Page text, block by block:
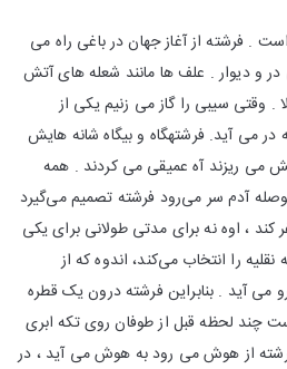
. فرشته از آغاز جهان در باغی راه می
و دیوار . علف ها مانند شعله های آتش
وقتی سیبی را گاز می زنیم یکی از
در می آید. فرشتهگاه و بیگاه شانه هایش
می ریزند آه عمیقی می کردند . همه
آدم سر می‌رود فرشته تصمیم می‌گیرد
کند ، اوه نه برای مدتی طولانی برای یکی
را انتخاب می‌کند، اندوه که از
می آید . بنابراین فرشته درون یک قطره
چند لحظه قبل از طوفان روی تکه ابری
از هوش می رود به هوش می آید ، در